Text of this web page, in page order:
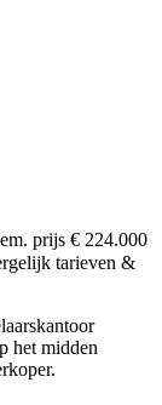
prijs € 224.000
tarieven &
het midden